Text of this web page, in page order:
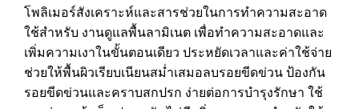
โพลิเมอร์สังเคราะห์และสารช่วยในการทำความสะอาด
ใช้สำหรับ งานดูแลพื้นลามิเนต เพื่อทำความสะอาดและ
เพิ่มความเงาในขั้นตอนเดียว ประหยัดเวลาและค่าใช้จ่าย
ช่วยให้พื้นผิวเรียบเนียนสม่ำเสมอลบรอยขีดข่วน ป้องกัน
รอยขีดข่วนและคราบสกปรก ง่ายต่อการบำรุงรักษา ใช้